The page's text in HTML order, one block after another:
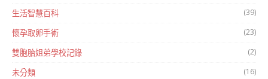
生活智慧百科 (39)
懷孕取卵手術 (23)
雙胞胎姐弟學校記錄 (2)
未分類 (16)